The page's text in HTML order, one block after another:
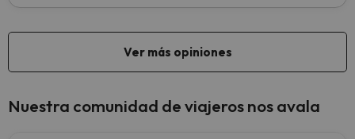
Nuestra comunidad de viajeros nos avala